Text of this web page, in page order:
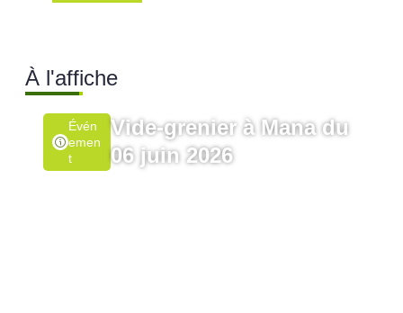
À l'affiche
Évén
Emen
T
Vide-grenier à Mana du
06 juin 2026